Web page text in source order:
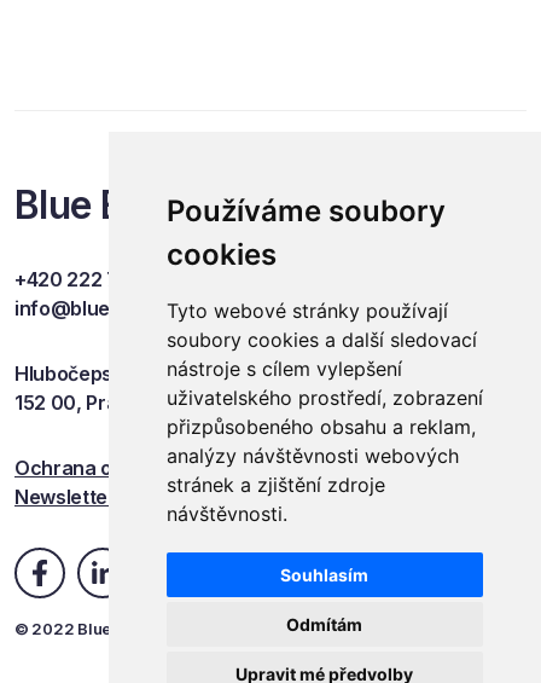
Používáme soubory
cookies
Tyto webové stránky používají
soubory cookies a další sledovací
nástroje s cílem vylepšení
uživatelského prostředí, zobrazení
přizpůsobeného obsahu a reklam,
analýzy návštěvnosti webových
stránek a zjištění zdroje
návštěvnosti.
Souhlasím
Odmítám
Upravit mé předvolby
Blue Events
+420 222 749 841
info@blueevents.eu
Hlubočepská 701/38c
152 00, Praha 5
Ochrana osobních údajů
Newsletter
© 2022 Blue Events